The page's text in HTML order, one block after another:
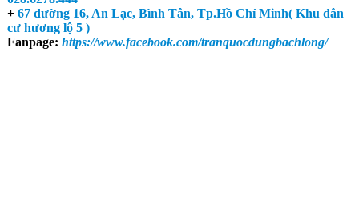
+67 đường 16, An Lạc, Bình Tân, Tp.Hồ Chí Minh( Khu dân
cư hương lộ 5 )
Fanpage: https://www.facebook.com/tranquocdungbachlong/